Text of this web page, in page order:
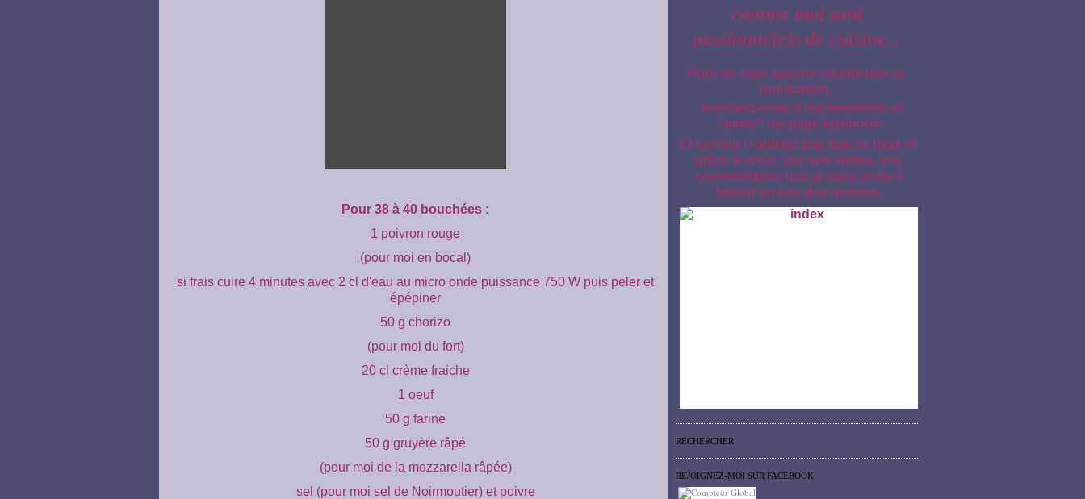
Pour 38 à 40 bouchées :
1 poivron rouge
(pour moi en bocal)
si frais cuire 4 minutes avec 2 cl d'eau au micro onde puissance 750 W puis peler et
épépiner
50 g chorizo
(pour moi du fort)
20 cl crème fraiche
1 oeuf
50 g farine
50 g gruyère râpé
(pour moi de la mozzarella râpée)
sel (pour moi sel de Noirmoutier) et poivre
comme moi sont
passionné(e)s de cuisine...
Pour ne rater aucune recette dès sa
publication,
inscrivez-vous à ma newsletter et
"aimez" ma page facebook.
Et surtout n'oubliez pas que ce blog vit
grâce à vous : par vos visites, vos
commentaires que je vous invite à
laisser au bas des recettes.
RECHERCHER
REJOIGNEZ-MOI SUR FACEBOOK